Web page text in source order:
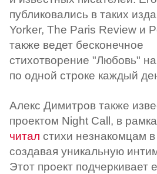
публиковались в таких
Yorker, The Paris Review и
также ведет бесконечное
стихотворение "Любовь" на
по одной строке каждый
Алекс Димитров также
проектом Night Call, в
читал стихи незнакомцам
создавая уникальную
Этот проект подчеркивает